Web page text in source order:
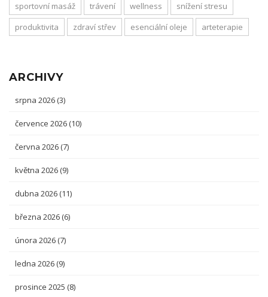
sportovní masáž
trávení wellness
snížení stresu
produktivita
zdraví střev esenciální oleje arteterapie
ARCHIVY
srpna 2026 (3)
července 2026 (10)
června 2026 (7)
května 2026 (9)
dubna 2026 (11)
března 2026 (6)
února 2026 (7)
ledna 2026 (9)
prosince 2025 (8)